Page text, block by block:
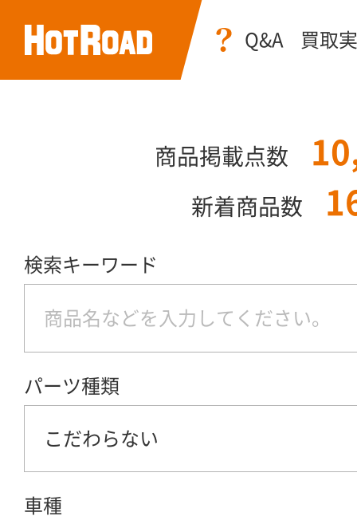
Q&A 買取
商品掲載点数
新着商品数
検索キーワード
パーツ種類
こだわらない
車種